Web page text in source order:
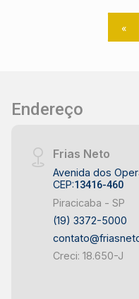
«
Endereço
Frias Neto
Avenida dos
CEP:13416-460
Piracicaba - SP
(19) 3372-5000
Creci: 18.650-J